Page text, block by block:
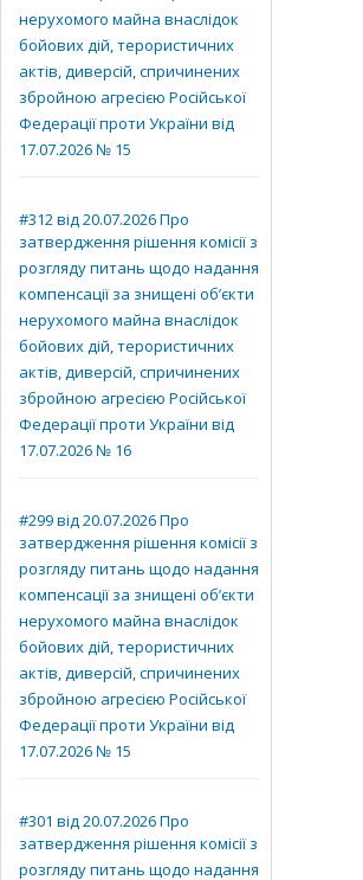
нерухомого майна внаслідок
бойових дій, терористичних
актів, диверсій, спричинених
збройною агресією Російської
Федерації проти України від
17.07.2026 № 15
#312 від 20.07.2026 Про
затвердження рішення комісії з
розгляду питань щодо надання
компенсації за знищені об’єкти
нерухомого майна внаслідок
бойових дій, терористичних
актів, диверсій, спричинених
збройною агресією Російської
Федерації проти України від
17.07.2026 № 16
#299 від 20.07.2026 Про
затвердження рішення комісії з
розгляду питань щодо надання
компенсації за знищені об’єкти
нерухомого майна внаслідок
бойових дій, терористичних
актів, диверсій, спричинених
збройною агресією Російської
Федерації проти України від
17.07.2026 № 15
#301 від 20.07.2026 Про
затвердження рішення комісії з
розгляду питань щодо надання